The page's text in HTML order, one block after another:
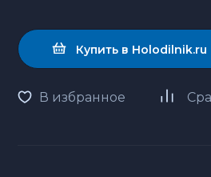
Купить в Holodilnik.ru
В избранное